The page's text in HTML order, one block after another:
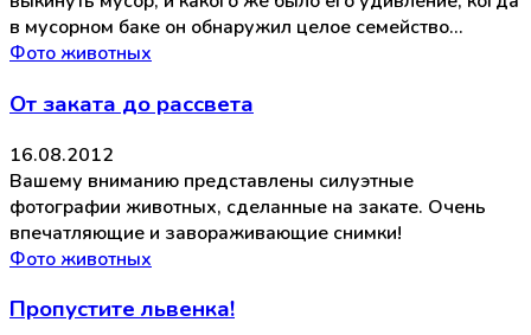
в мусорном баке он обнаружил целое семейство…
Фото животных
От заката до рассвета
16.08.2012
Вашему вниманию представлены силуэтные
фотографии животных, сделанные на закате. Очень
впечатляющие и завораживающие снимки!
Фото животных
Пропустите львенка!